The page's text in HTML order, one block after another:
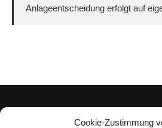
Cookie-Zustimmung
Anlageentscheidung erfolgt auf